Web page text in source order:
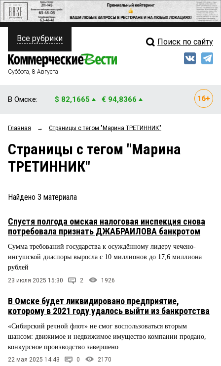
ПОЛИТИКА
ФИНАНСЫ
ОБЩЕСТВО
ЗАКОН
ПРОИСШЕСТВИЯ
СТИЛЬ ЖИЗНИ
Свежий выпуск
Мнения
Рейтинги
Все рубрики Поиск по сайту
Суббота, 8 Августа
В Омске: $ 82,1665 € 94,8366
Главная → Страницы c тегом "Марина ТРЕТИННИК"
Страницы c тегом "Марина
ТРЕТИННИК"
Найдено 3 материала
Спустя полгода омская налоговая инспекция снова
потребовала признать ДЖАБРАИЛОВА банкротом
Сумма требований государства к осуждённому лидеру чечено-
ингушской диаспоры выросла с 10 миллионов до 17,6 миллиона
рублей
23 июля 2025 15:30 2 1926
В Омске будет ликвидировано предприятие,
которому в 2021 году удалось выйти из банкротства
«Сибирский речной флот» не смог воспользоваться вторым
шансом: движимое и недвижимое имущество компании продано,
конкурсное производство завершено
22 мая 2025 14:43 0 2170